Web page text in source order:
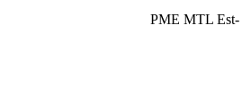
PME MTL Est-